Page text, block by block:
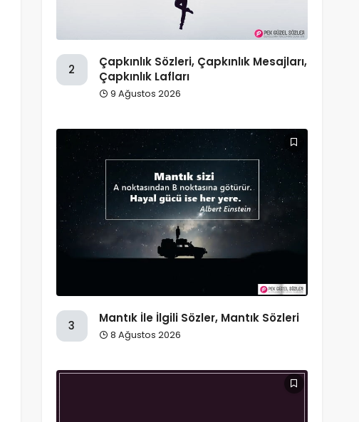
2
Çapkınlık Sözleri, Çapkınlık Mesajları,
Çapkınlık Lafları
9 Ağustos 2026
3
Mantık İle İlgili Sözler, Mantık Sözleri
8 Ağustos 2026